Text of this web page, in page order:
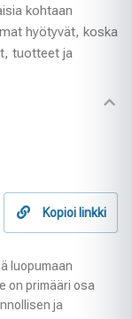
kohtaan
hyötyvät, koska
tuotteet ja
Kopioi linkki
luopumaan
on primääri osa
ja